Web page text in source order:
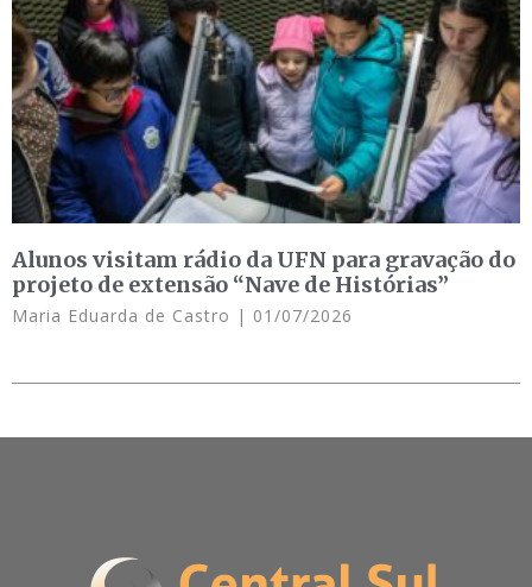
Alunos visitam rádio da UFN para gravação do
projeto de extensão “Nave de Histórias”
Maria Eduarda de Castro 01/07/2026